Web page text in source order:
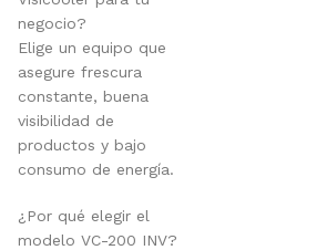
negocio?
Elige un equipo que
asegure frescura
constante, buena
visibilidad de
productos y bajo
consumo de energía.
¿Por qué elegir el
modelo VC-200 INV?